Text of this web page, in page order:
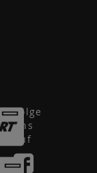
Folge
uns
auf